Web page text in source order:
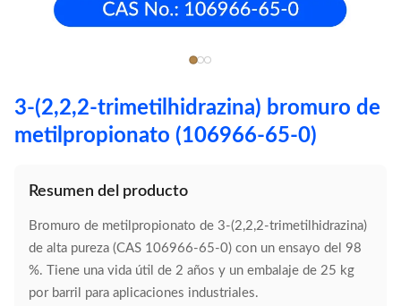
3-(2,2,2-trimetilhidrazina) bromuro de
metilpropionato (106966-65-0)
Resumen del producto
Bromuro de metilpropionato de 3-(2,2,2-trimetilhidrazina)
de alta pureza (CAS 106966-65-0) con un ensayo del 98
%. Tiene una vida útil de 2 años y un embalaje de 25 kg
por barril para aplicaciones industriales.